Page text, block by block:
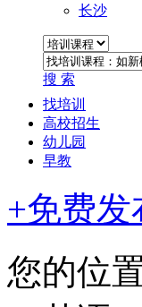
长沙
搜 索
找培训
高校招生
幼儿园
早教
+免费发
您的位